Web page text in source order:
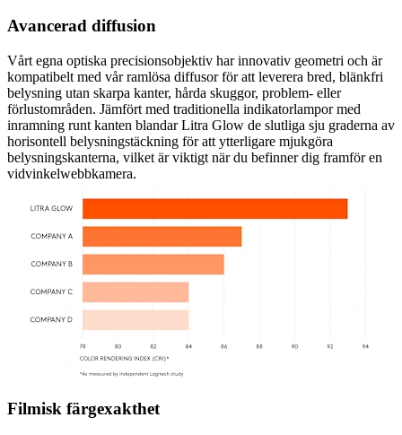
Avancerad diffusion
Vårt egna optiska precisionsobjektiv har innovativ geometri och är
kompatibelt med vår ramlösa diffusor för att leverera bred, blänkfri
belysning utan skarpa kanter, hårda skuggor, problem- eller
förlustområden. Jämfört med traditionella indikatorlampor med
inramning runt kanten blandar Litra Glow de slutliga sju graderna av
horisontell belysningstäckning för att ytterligare mjukgöra
belysningskanterna, vilket är viktigt när du befinner dig framför en
vidvinkelwebbkamera.
Filmisk färgexakthet